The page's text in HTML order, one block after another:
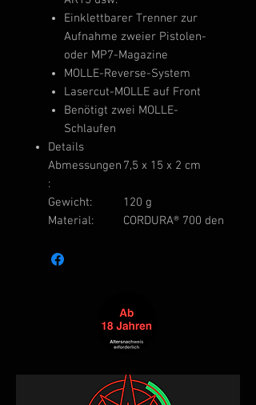
Einklettbarer Trenner zur
Aufnahme zweier Pistolen-
oder MP7-Magazine
MOLLE-Reverse-System
Lasercut-MOLLE auf Front
Benötigt zwei MOLLE-
Schlaufen
Details
Abmessungen
:
7,5 x 15 x 2 cm
Gewicht:
120 g
Material:
CORDURA® 700 den